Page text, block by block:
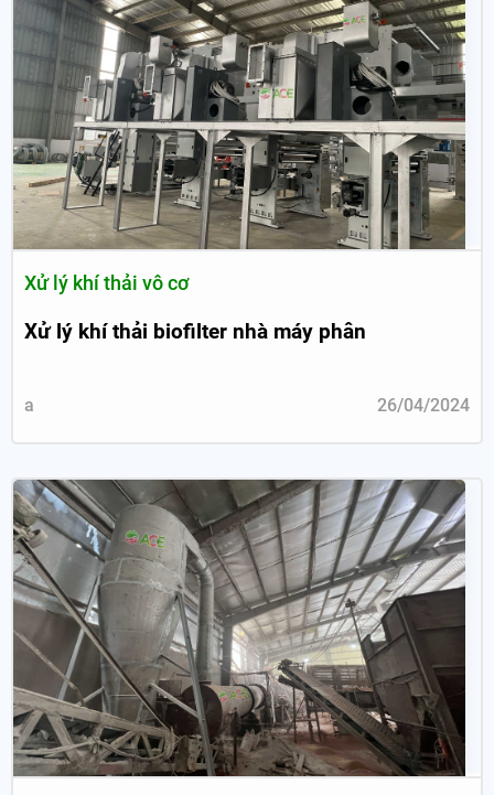
Xử lý khí thải vô cơ
Xử lý khí thải biofilter nhà máy phân
a 26/04/2024